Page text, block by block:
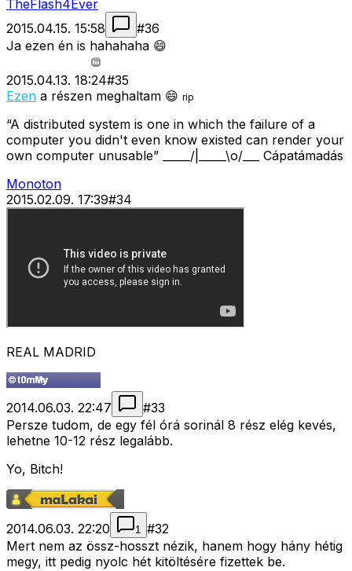
TheFlash4Ever
2015.04.15. 15:58
#36
Ja ezen én is hahahaha 😄
2015.04.13. 18:24#35
Ezen a részen meghaltam 😄 rip
“A distributed system is one in which the failure of a
computer you didn't even know existed can render your
own computer unusable” _____/|_____\o/___ Cápatámadás
Monoton
2015.02.09. 17:39#34
REAL MADRID
2014.06.03. 22:47 #33
Persze tudom, de egy fél órá sorinál 8 rész elég kevés,
lehetne 10-12 rész legalább.
Yo, Bitch!
2014.06.03. 22:20 1 #32
Mert nem az össz-hosszt nézik, hanem hogy hány hétig
megy, itt pedig nyolc hét kitöltésére fizettek be.